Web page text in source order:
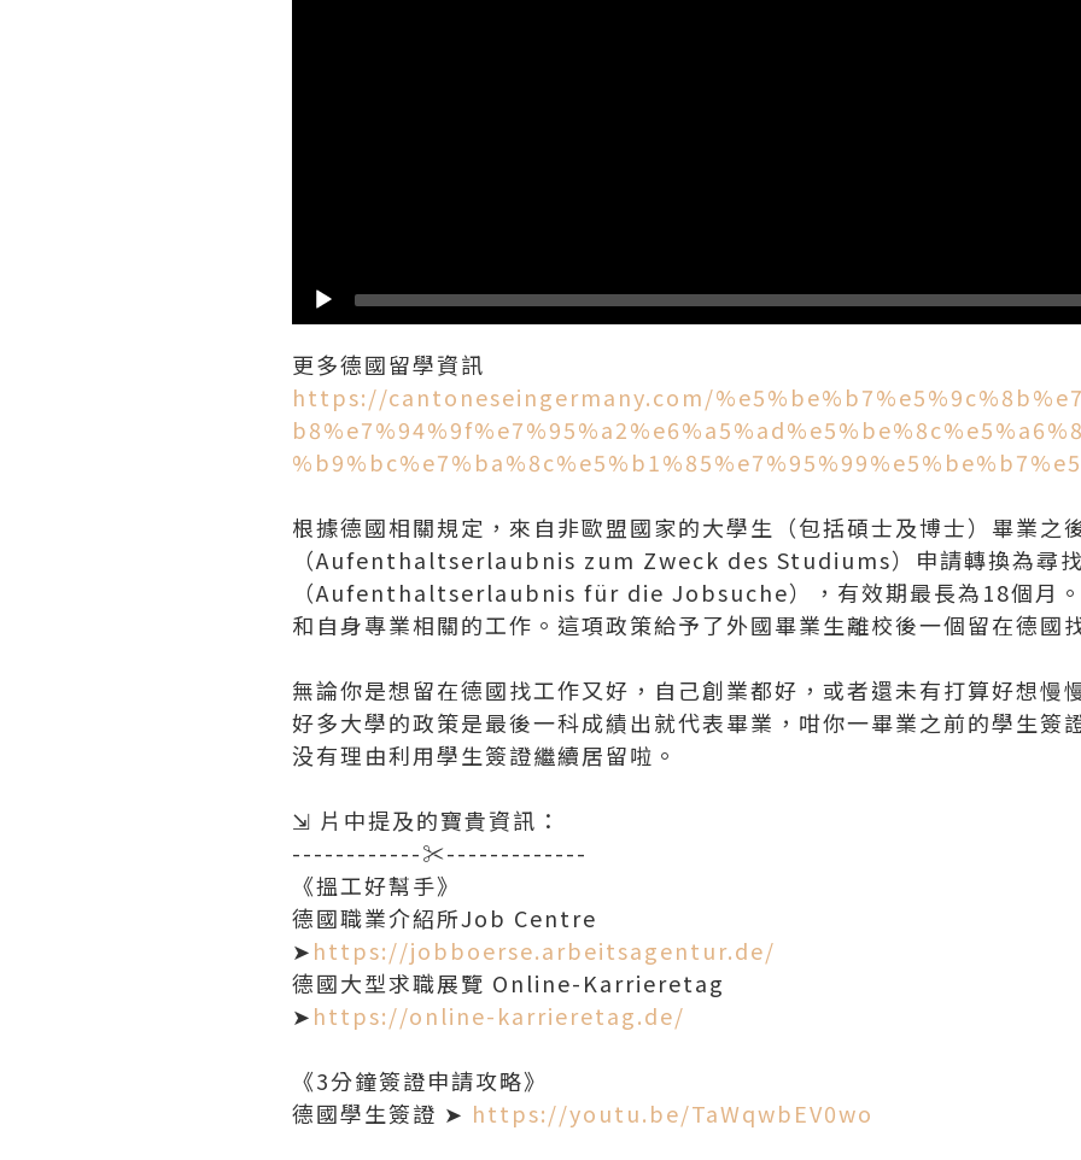
https://cantoneseingermany.com/
根據德國相關規定，來自非歐盟國家的大學生（包括碩士及博士）畢業之
（Aufenthaltserlaubnis zum Zweck des Studiums）申請轉換為尋找
（Aufenthaltserlaubnis für die Jobsuche），有效期最長為18個月。
和自身專業相關的工作。這項政策給予了外國畢業生離校後一個留在德國
無論你是想留在德國找工作又好，自己創業都好，或者還未有打算好想慢
好多大學的政策是最後一科成績出就代表畢業，咁你一畢業之前的學生簽
没有理由利用學生簽證繼續居留啦。
⇲ 片中提及的寶貴資訊：
------------✂-------------
《搵工好幫手》
德國職業介紹所Job Centre
➤https://jobboerse.arbeitsagentur.de/
德國大型求職展覽 Online-Karrieretag
➤https://online-karrieretag.de/
《3分鐘簽證申請攻略》
德國學生簽證 ➤ https://youtu.be/TaWqwbEV0wo